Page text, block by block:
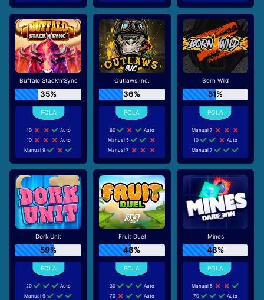
Buffalo Stack'n'Sync
35%
40
Auto
10
Auto
Manual 9
Outlaws Inc.
36%
60
Auto
Manual 5
Manual 7
Born Wild
51%
Manual 7
10
Auto
Manual 7
Dork Unit
59%
20
Auto
Manual 9
Fruit Duel
48%
30
Auto
70
Auto
Mines
48%
Manual 5
70
Auto